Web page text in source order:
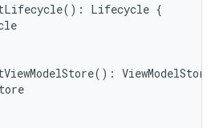
(): Lifecycle {
(): ViewModelStore